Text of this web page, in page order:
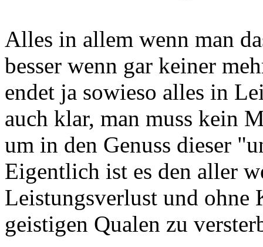
Alles in allem wenn man
besser wenn gar keiner
endet ja sowieso alles in
auch klar, man muss kein
um in den Genuss dieser
Eigentlich ist es den aller
Leistungsverlust und ohne
geistigen Qualen zu